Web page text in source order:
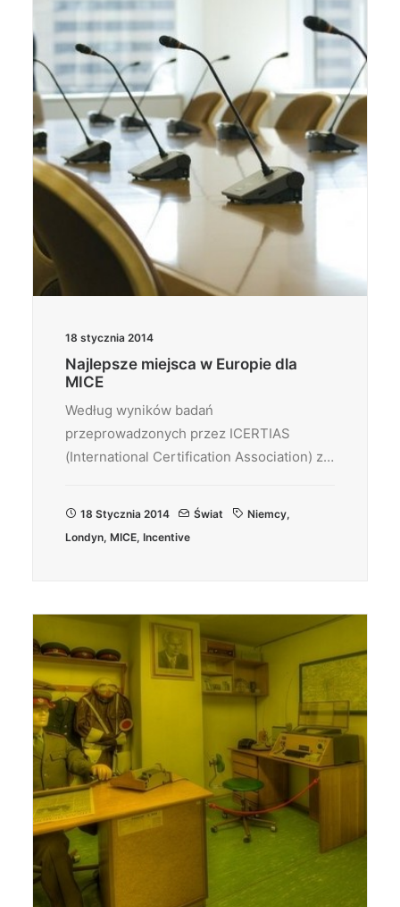
18 stycznia 2014
Najlepsze miejsca w Europie dla
MICE
Według wyników badań
przeprowadzonych przez ICERTIAS
(International Certification Association) z…
18 Stycznia 2014 Świat Niemcy,
Londyn, MICE, Incentive